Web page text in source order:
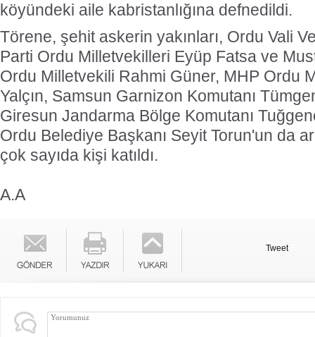
köyündeki aile kabristanlığına defnedildi.
Törene, şehit askerin yakınları, Ordu Vali
Parti Ordu Milletvekilleri Eyüp Fatsa ve
Ordu Milletvekili Rahmi Güner, MHP Ordu
Yalçın, Samsun Garnizon Komutanı
Giresun Jandarma Bölge Komutanı
Ordu Belediye Başkanı Seyit Torun'un da
çok sayıda kişi katıldı.
A.A
Tweet